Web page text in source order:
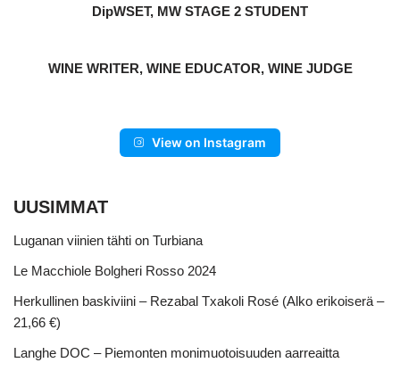
DipWSET, MW STAGE 2 STUDENT
WINE WRITER, WINE EDUCATOR, WINE JUDGE
View on Instagram
UUSIMMAT
Luganan viinien tähti on Turbiana
Le Macchiole Bolgheri Rosso 2024
Herkullinen baskiviini – Rezabal Txakoli Rosé (Alko erikoiserä –
21,66 €)
Langhe DOC – Piemonten monimuotoisuuden aarreaitta